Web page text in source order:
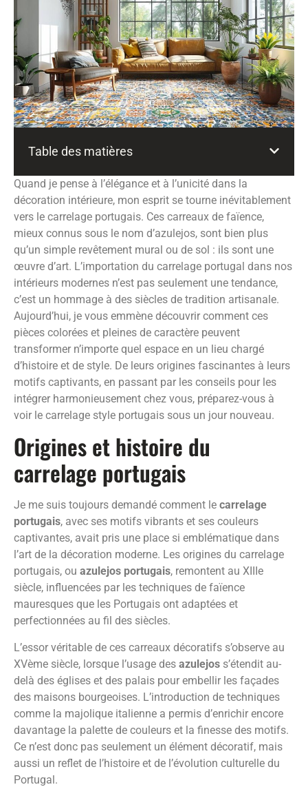
Table des matières
Quand je pense à l’élégance et à l’unicité dans la
décoration intérieure, mon esprit se tourne inévitablement
vers le carrelage portugais. Ces carreaux de faïence,
mieux connus sous le nom d’azulejos, sont bien plus
qu’un simple revêtement mural ou de sol : ils sont une
œuvre d’art. L’importation du carrelage portugal dans nos
intérieurs modernes n’est pas seulement une tendance,
c’est un hommage à des siècles de tradition artisanale.
Aujourd’hui, je vous emmène découvrir comment ces
pièces colorées et pleines de caractère peuvent
transformer n’importe quel espace en un lieu chargé
d’histoire et de style. De leurs origines fascinantes à leurs
motifs captivants, en passant par les conseils pour les
intégrer harmonieusement chez vous, préparez-vous à
voir le carrelage style portugais sous un jour nouveau.
Origines et histoire du
carrelage portugais
Je me suis toujours demandé comment le carrelage
portugais, avec ses motifs vibrants et ses couleurs
captivantes, avait pris une place si emblématique dans
l’art de la décoration moderne. Les origines du carrelage
portugais, ou azulejos portugais, remontent au XIIIe
siècle, influencées par les techniques de faïence
mauresques que les Portugais ont adaptées et
perfectionnées au fil des siècles.
L’essor véritable de ces carreaux décoratifs s’observe au
XVème siècle, lorsque l’usage des azulejos s’étendit au-
delà des églises et des palais pour embellir les façades
des maisons bourgeoises. L’introduction de techniques
comme la majolique italienne a permis d’enrichir encore
davantage la palette de couleurs et la finesse des motifs.
Ce n’est donc pas seulement un élément décoratif, mais
aussi un reflet de l’histoire et de l’évolution culturelle du
Portugal.